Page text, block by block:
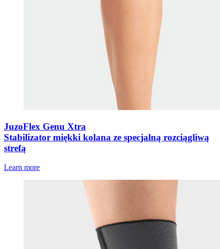
JuzoFlex Genu Xtra
Stabilizator miękki kolana ze specjalną rozciągliwą
strefą
Learn more